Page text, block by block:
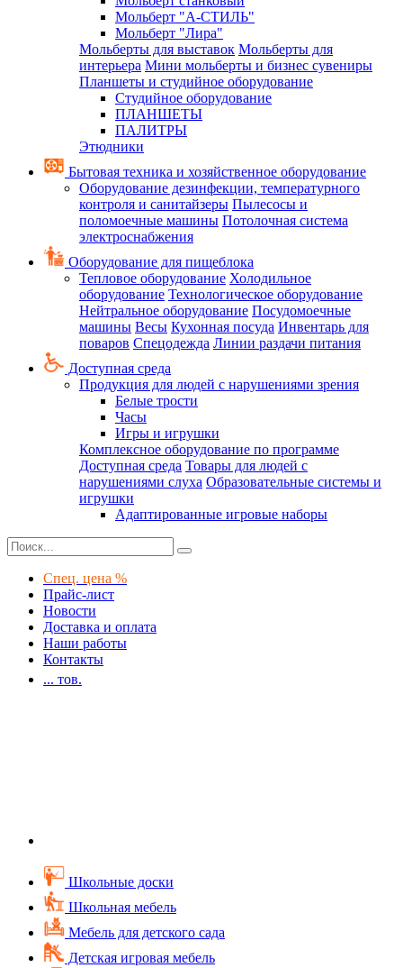
Мольберт "А-СТИЛЬ"
Мольберт "Лира"
Мольберты для выставок Мольберты для
интерьера Мини мольберты и бизнес сувениры
Планшеты и студийное оборудование
Студийное оборудование
ПЛАНШЕТЫ
ПАЛИТРЫ
Этюдники
Бытовая техника и хозяйственное оборудование
Оборудование дезинфекции, температурного
контроля и санитайзеры Пылесосы и
поломоечные машины Потолочная система
электроснабжения
Оборудование для пищеблока
Тепловое оборудование Холодильное
оборудование Технологическое оборудование
Нейтральное оборудование Посудомоечные
машины Весы Кухонная посуда Инвентарь для
поваров Спецодежда Линии раздачи питания
Доступная среда
Продукция для людей с нарушениями зрения
Белые трости
Часы
Игры и игрушки
Комплексное оборудование по программе
Доступная среда Товары для людей с
нарушениями слуха Образовательные системы и
игрушки
Адаптированные игровые наборы
Спец. цена %
Прайс-лист
Новости
Доставка и оплата
Наши работы
Контакты
... тов.
Школьные доски
Школьная мебель
Мебель для детского сада
Детская игровая мебель